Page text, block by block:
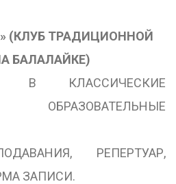
(КЛУБ ТРАДИЦИОННОЙ
БАЛАЛАЙКЕ)
В КЛАССИЧЕСКИЕ
РЕПЕРТУАР,
ЗАПИСИ.